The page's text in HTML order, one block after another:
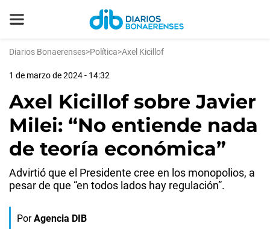
Diarios Bonaerenses>Política>Axel Kicillof
1 de marzo de 2024 - 14:32
Axel Kicillof sobre Javier
Milei: “No entiende nada
de teoría económica”
Advirtió que el Presidente cree en los monopolios, a
pesar de que “en todos lados hay regulación”.
Por Agencia DIB